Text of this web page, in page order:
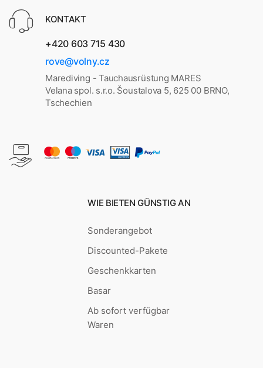
KONTAKT
+420 603 715 430
rove@volny.cz
Marediving - Tauchausrüstung MARES
Velana spol. s.r.o. Šoustalova 5, 625 00 BRNO,
Tschechien
WIE BIETEN GÜNSTIG AN
Sonderangebot
Discounted-Pakete
Geschenkkarten
Basar
Ab sofort verfügbar
Waren